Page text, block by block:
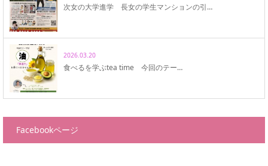
次女の大学進学 長女の学生マンションの引…
2026.03.20
食べるを学ぶtea time 今回のテー…
Facebookページ